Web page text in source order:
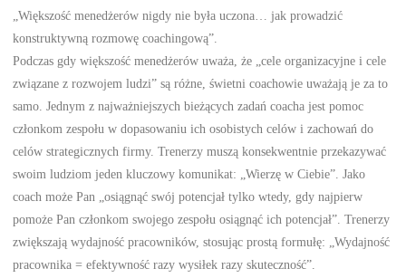
„Większość menedżerów nigdy nie była uczona… jak prowadzić
konstruktywną rozmowę coachingową”.
Podczas gdy większość menedżerów uważa, że „cele organizacyjne i cele
związane z rozwojem ludzi” są różne, świetni coachowie uważają je za to
samo. Jednym z najważniejszych bieżących zadań coacha jest pomoc
członkom zespołu w dopasowaniu ich osobistych celów i zachowań do
celów strategicznych firmy. Trenerzy muszą konsekwentnie przekazywać
swoim ludziom jeden kluczowy komunikat: „Wierzę w Ciebie”. Jako
coach może Pan „osiągnąć swój potencjał tylko wtedy, gdy najpierw
pomoże Pan członkom swojego zespołu osiągnąć ich potencjał”. Trenerzy
zwiększają wydajność pracowników, stosując prostą formułę: „Wydajność
pracownika = efektywność razy wysiłek razy skuteczność”.